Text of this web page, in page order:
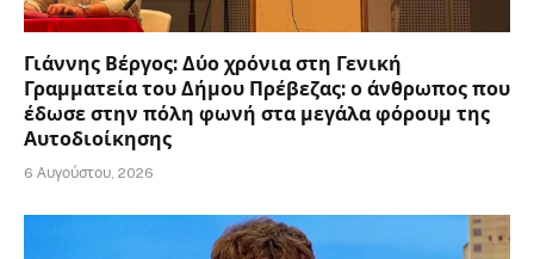
Γιάννης Βέργος: Δύο χρόνια στη Γενική
Γραμματεία του Δήμου Πρέβεζας: ο άνθρωπος που
έδωσε στην πόλη φωνή στα μεγάλα φόρουμ της
Αυτοδιοίκησης
6 Αυγούστου, 2026